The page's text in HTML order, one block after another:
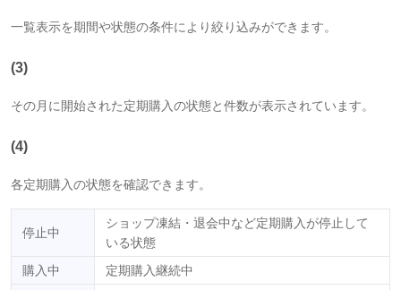
一覧表示を期間や状態の条件により絞り込みができます。
(3)
その月に開始された定期購入の状態と件数が表示されています。
(4)
各定期購入の状態を確認できます。
停止中
ショップ凍結・退会中など定期購入が停止して
いる状態
購入中
定期購入継続中